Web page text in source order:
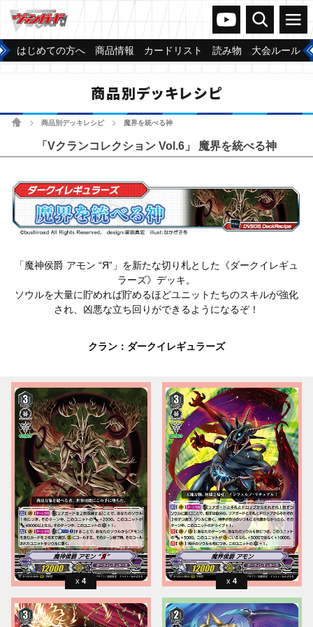
ヴァンガードch
検索 メニュー
はじめての方へ 商品情報 カードリスト 読み物 大会ルール
商品別デッキレシピ
ホーム商品別デッキレシピ 魔界を統べる神
「Vクランコレクション Vol.6」 魔界を統べる神
「魔神侯爵 アモン “Я”」を新たな切り札とした《ダークイレギュ
ラーズ》デッキ。
ソウルを大量に貯めれば貯めるほどユニットたちのスキルが強化
され、凶悪な立ち回りができるようになるぞ！
クラン：ダークイレギュラーズ
4 4